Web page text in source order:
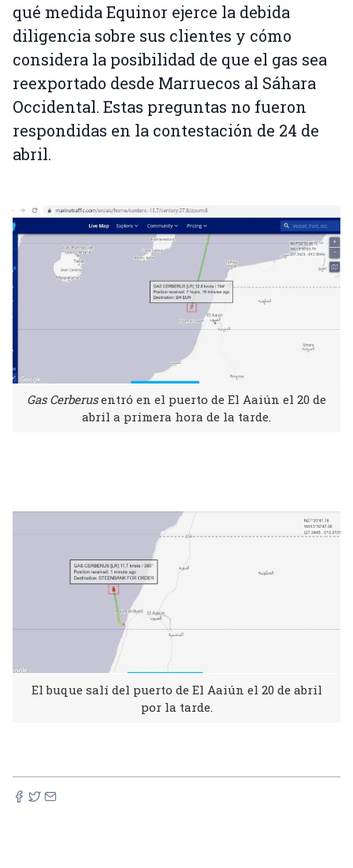
qué medida Equinor ejerce la debida
diligencia sobre sus clientes y cómo
considera la posibilidad de que el gas sea
reexportado desde Marruecos al Sáhara
Occidental. Estas preguntas no fueron
respondidas en la contestación de 24 de
abril.
Gas Cerberusentró en el puerto de El Aaiún el 20 de
abril a primera hora de la tarde.
El buque salí del puerto de El Aaiún el 20 de abril
por la tarde.